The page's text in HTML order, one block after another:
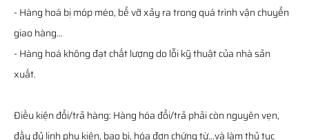
- Hàng hoá bị móp méo, bể vỡ xảy ra trong quá trình vận chuyển
giao hàng…
- Hàng hoá không đạt chất lượng do lỗi kỹ thuật của nhà sản
xuất.
Điều kiện đổi/trả hàng: Hàng hóa đổi/trả phải còn nguyên vẹn,
đầy đủ linh phụ kiện, bao bì, hóa đơn chứng từ…và làm thủ tục